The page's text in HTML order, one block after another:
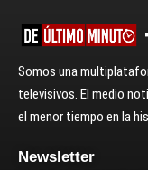
Somos una
televisivos. El medio
el menor tiempo en la
Newsletter